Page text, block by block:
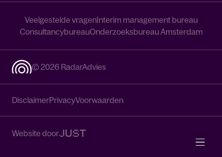
Veelgestelde vragenInterim management bureau
ConsultancybureauOnderzoeksbureau Amsterdam
© 2026 RadarAdvies
DisclaimerPrivacyVoorwaarden
Website door